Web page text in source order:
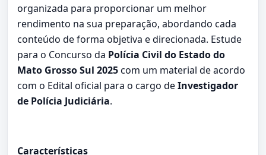
organizada para proporcionar um melhor
rendimento na sua preparação, abordando cada
conteúdo de forma objetiva e direcionada. Estude
para o Concurso da Polícia Civil do Estado do
Mato Grosso Sul 2025com um material de acordo
com o Edital oficial para o cargo deInvestigador
de Polícia Judiciária.
Características